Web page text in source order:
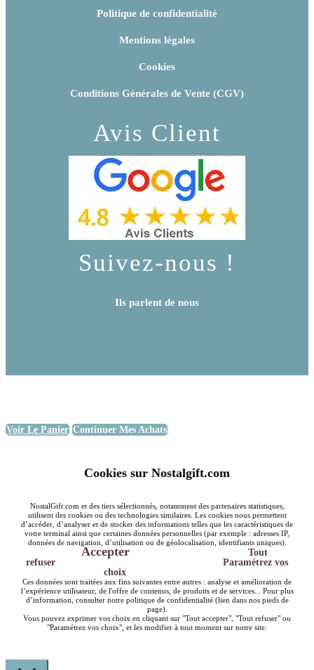
Politique de confidentialité
Mentions légales
Cookies
Conditions Générales de Vente (CGV)
Avis Client
Suivez-nous !
Ils parlent de nous
Voir Le Panier Continuer Mes Achats
Cookies sur Nostalgift.com
NostalGift.com et des tiers sélectionnés, notamment des partenaires statistiques,
utilisent des cookies ou des technologies similaires. Les cookies nous permettent
d’accéder, d’analyser et de stocker des informations telles que les caractéristiques de
votre terminal ainsi que certaines données personnelles (par exemple : adresses IP,
données de navigation, d’utilisation ou de géolocalisation, identifiants uniques).
Accepter
Tout
refuser
Paramétrez vos
choix
Ces données sont traitées aux fins suivantes entre autres : analyse et amélioration de
l’expérience utilisateur, de l'offre de contenus, de produits et de services... Pour plus
d’information, consulter notre politique de confidentialité (lien dans nos pieds de
page).
Vous pouvez exprimer vos choix en cliquant sur "Tout accepter", "Tout refuser" ou
"Paramétrez vos choix", et les modifier à tout moment sur notre site.